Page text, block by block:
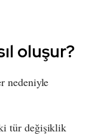
oluşur?
nedeniyle
tür değişiklik